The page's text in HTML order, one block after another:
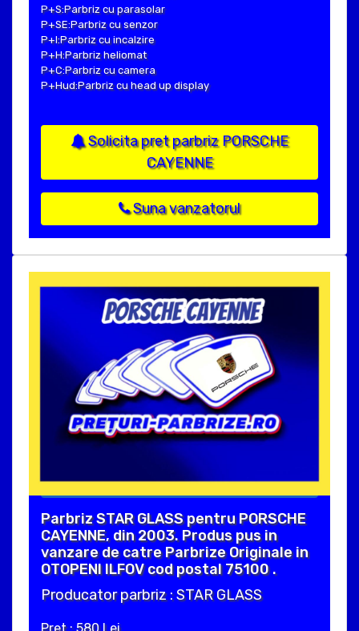
P+S:Parbriz cu parasolar
P+SE:Parbriz cu senzor
P+I:Parbriz cu incalzire
P+H:Parbriz heliomat
P+C:Parbriz cu camera
P+Hud:Parbriz cu head up display
Solicita pret parbriz PORSCHE
CAYENNE
Suna vanzatorul
Parbriz STAR GLASS pentru PORSCHE
CAYENNE, din 2003. Produs pus in
vanzare de catre Parbrize Originale in
OTOPENI ILFOV cod postal 75100 .
Producator parbriz : STAR GLASS
Pret : 580 Lei